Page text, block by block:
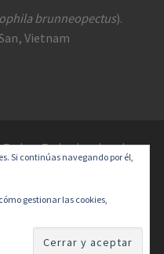
brunneopectus).
Vietnam
Todo – Todos los derechos
Si continúas navegando por él,
gestionar las cookies,